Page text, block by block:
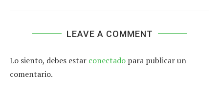
LEAVE A COMMENT
Lo siento, debes estar conectado para publicar un
comentario.